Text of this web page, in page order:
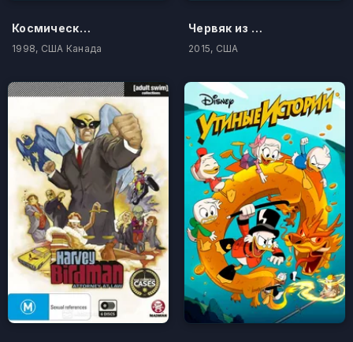
Космическая катастрофа
1998, США Канада
Червяк из будущего
2015, США